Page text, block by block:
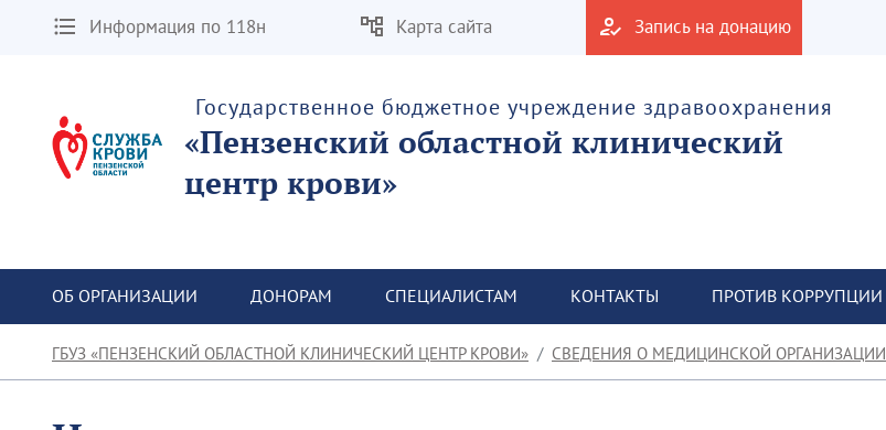
Информация по 118н Карта сайта Запись на донацию
Государственное бюджетное учреждение здравоохранения
«Пензенский областной клинический
центр крови»
ОБ ОРГАНИЗАЦИИ ДОНОРАМ СПЕЦИАЛИСТАМ КОНТАКТЫ ПРОТИВ КОРРУПЦИИ
ГБУЗ «ПЕНЗЕНСКИЙ ОБЛАСТНОЙ КЛИНИЧЕСКИЙ ЦЕНТР КРОВИ» СВЕДЕНИЯ О МЕДИЦИНСКОЙ ОРГАНИЗАЦИИ